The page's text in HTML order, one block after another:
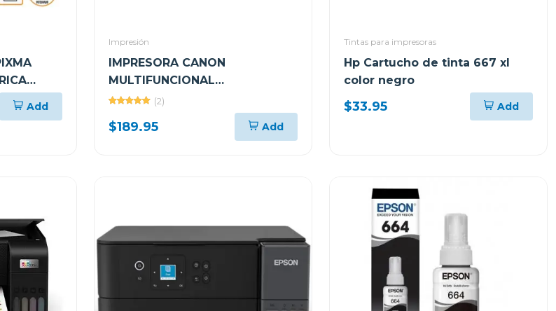
Add
Impresión
IMPRESORA CANON
MULTIFUNCIONAL
INALÁMBRICA DE TANQUES DE
TINTA INTEGRADOS G317
(2)
$189.95 Add
Tintas para impresoras
Hp Cartucho de tinta 667 xl
color negro
$33.95 Add